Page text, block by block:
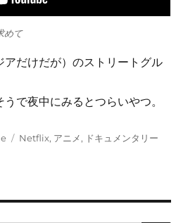
めて
アだけだが）のストリートグル
で夜中にみるとつらいやつ。
タ
Netflix, アニメ, ドキュメンタリー